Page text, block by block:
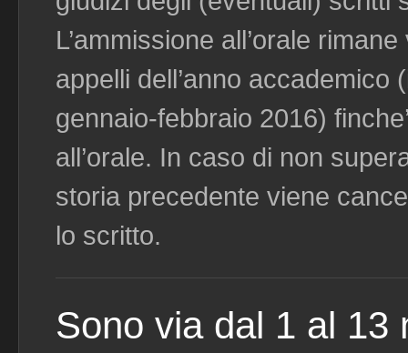
L’ammissione all’orale
appelli dell’anno accademico
gennaio-febbraio 2016)
all’orale. In caso di non
storia precedente viene
lo scritto.
Sono via dal 1 al 13